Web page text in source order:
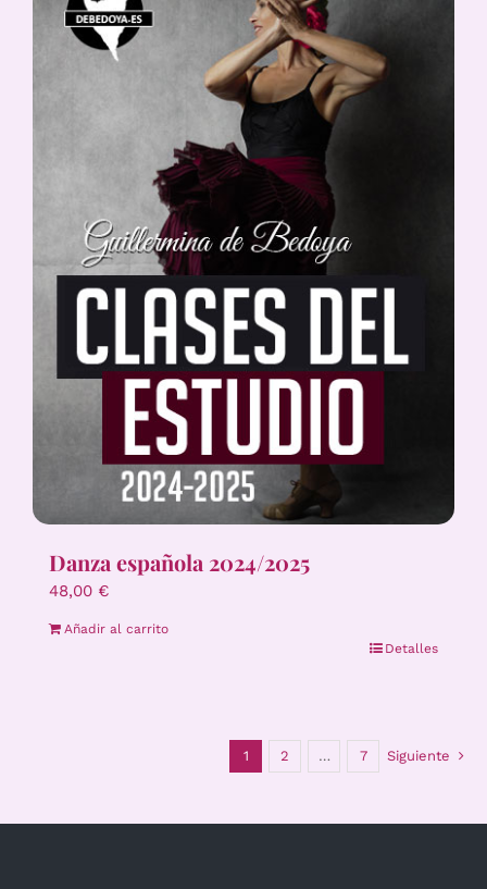
Danza española 2024/2025
48,00 €
Añadir al carrito
Detalles
1 2 … 7 Siguiente